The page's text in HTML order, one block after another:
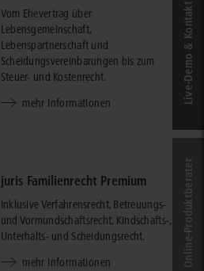
Vom Ehevertrag über
Lebensgemeinschaft,
Lebenspartnerschaft und
Scheidungsvereinbarungen bis zum
Steuer- und Kostenrecht.
mehr Informationen
juris Familienrecht Premium
Inklusive Verfahrensrecht, Betreuungs-
und Vormundschaftsrecht, Kindschafts-,
Unterhalts- und Scheidungsrecht.
mehr Informationen
Live‑Demo & Kontakt
Online-Produkt­berater